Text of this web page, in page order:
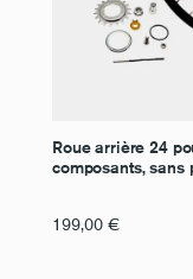
Roue arrière 24
composants, sans
199,00 €